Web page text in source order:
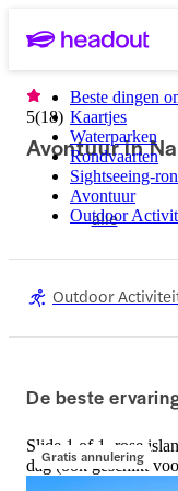
Beste dingen
Kaartjes
Waterparken
Rondvaarten
Sightseeing-
Avontuur
Outdoor
5(18)
Avontuur in
alle
Outdoor
De beste
Gratis annulering
Slide 1 of 1, rose
dag (ook geschikt